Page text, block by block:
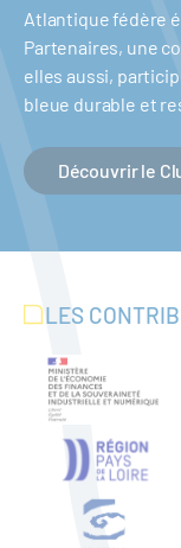
Atlantique fédère
Partenaires, une
elles aussi,
bleue durable et
Découvrir le
LES